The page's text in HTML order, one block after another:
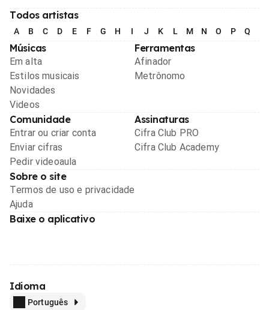
Todos artistas
A B C D E F G H I J K L M N O P Q
Músicas
Em alta
Estilos musicais
Novidades
Videos
Ferramentas
Afinador
Metrônomo
Comunidade
Entrar ou criar conta
Enviar cifras
Pedir videoaula
Assinaturas
Cifra Club PRO
Cifra Club Academy
Sobre o site
Termos de uso e privacidade
Ajuda
Baixe o aplicativo
Idioma
Português